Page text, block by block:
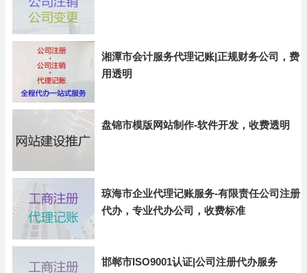
湘潭市会计服务代理记账|正规财务公司，费
用透明
盘锦市模版网站制作-软件开发，收费透明
琼海市企业代理记账服务-有限责任公司注册
代办，专业代办公司，收费标准
邯郸市ISO9001认证|公司注册代办服务